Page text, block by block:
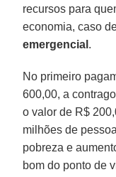
recursos para
economia, caso
emergencial .
No primeiro
600,00, a
o valor de R$
milhões de
pobreza e
bom do ponto de